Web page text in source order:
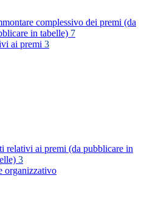
complessivo dei premi (da
in tabelle) 7
ai premi 3
relativi ai premi (da pubblicare in
3
organizzativo